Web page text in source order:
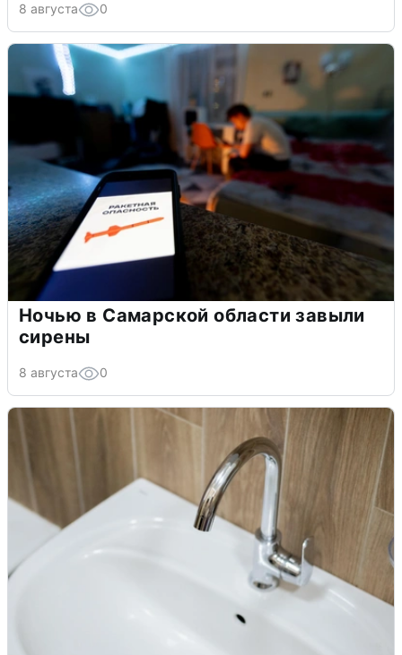
8 августа 0
Ночью в Самарской области завыли
сирены
8 августа 0